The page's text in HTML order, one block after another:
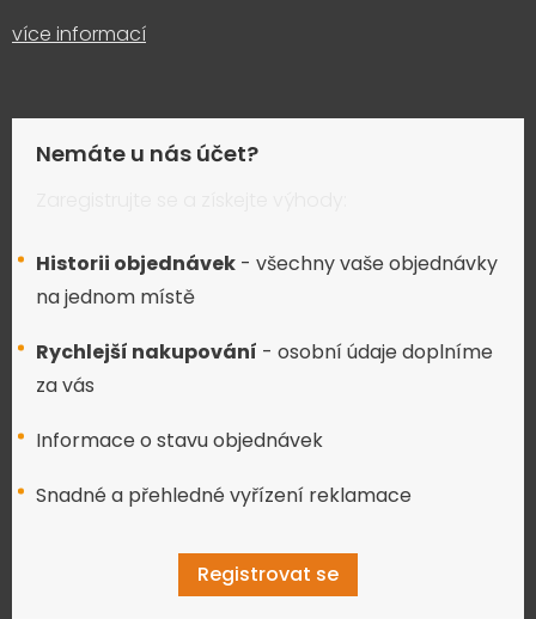
více informací
Nemáte u nás účet?
Historii objednávek - všechny vaše objednávky
na jednom místě
Rychlejší nakupování - osobní údaje doplníme
za vás
Informace o stavu objednávek
Snadné a přehledné vyřízení reklamace
Registrovat se